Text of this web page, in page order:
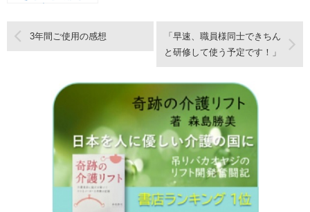
3年間ご使用の感想
「早速、職員様同士できちん
と研修して使う予定です！」